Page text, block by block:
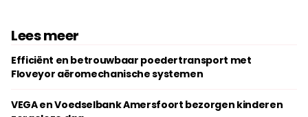
Lees meer
Efficiënt en betrouwbaar poedertransport met
Floveyor aëromechanische systemen
VEGA en Voedselbank Amersfoort bezorgen kinderen